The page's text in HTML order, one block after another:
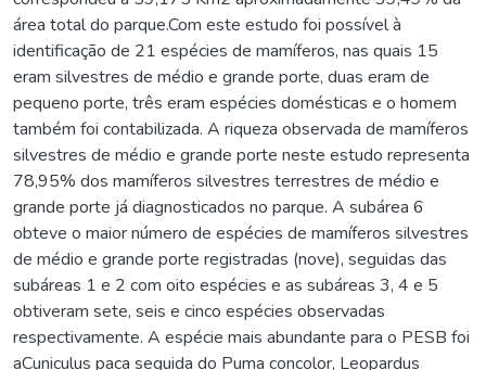
área total do parque.Com este estudo foi possível à
identificação de 21 espécies de mamíferos, nas quais 15
eram silvestres de médio e grande porte, duas eram de
pequeno porte, três eram espécies domésticas e o homem
também foi contabilizada. A riqueza observada de mamíferos
silvestres de médio e grande porte neste estudo representa
78,95% dos mamíferos silvestres terrestres de médio e
grande porte já diagnosticados no parque. A subárea 6
obteve o maior número de espécies de mamíferos silvestres
de médio e grande porte registradas (nove), seguidas das
subáreas 1 e 2 com oito espécies e as subáreas 3, 4 e 5
obtiveram sete, seis e cinco espécies observadas
respectivamente. A espécie mais abundante para o PESB foi
aCuniculus paca seguida do Puma concolor, Leopardus